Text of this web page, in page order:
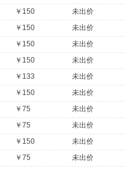
￥150 未出价
￥150 未出价
￥150 未出价
￥150 未出价
￥133 未出价
￥150 未出价
￥75 未出价
￥75 未出价
￥150 未出价
￥75 未出价